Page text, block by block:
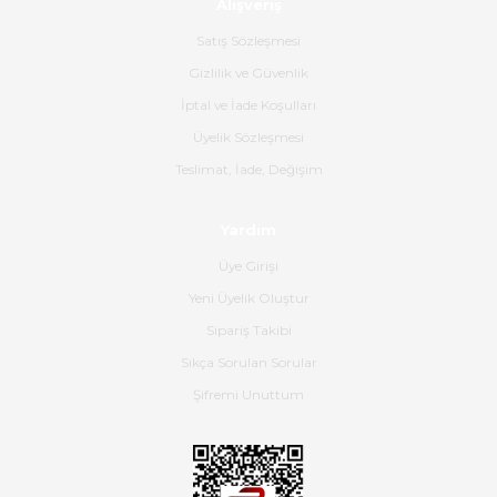
Ürünün kodu XDR-240e-24 yeni
Gerçekten harika ve etkileyici
Hızlı bir şekilde elimize ulaştı
ulaştı.Ürünün paketlenmesi
gayet başarılı hasarsız bir şekilde
Satış Sözleşmesi
Gizlilik ve Güvenlik
İptal ve İade Koşulları
Üyelik Sözleşmesi
Teslimat, İade, Değişim
Üye Girişi
Yeni Üyelik Oluştur
Sipariş Takibi
Sıkça Sorulan Sorular
Şifremi Unuttum